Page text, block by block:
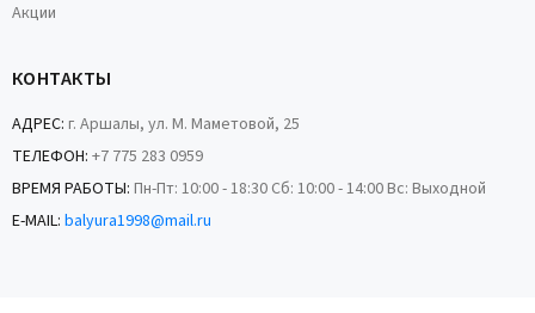
Акции
КОНТАКТЫ
АДРЕС: г. Аршалы, ул. М. Маметовой, 25
ТЕЛЕФОН: +7 775 283 0959
ВРЕМЯ РАБОТЫ: Пн-Пт: 10:00 - 18:30 Сб: 10:00 - 14:00 Вс: Выходной
E-MAIL: balyura1998@mail.ru